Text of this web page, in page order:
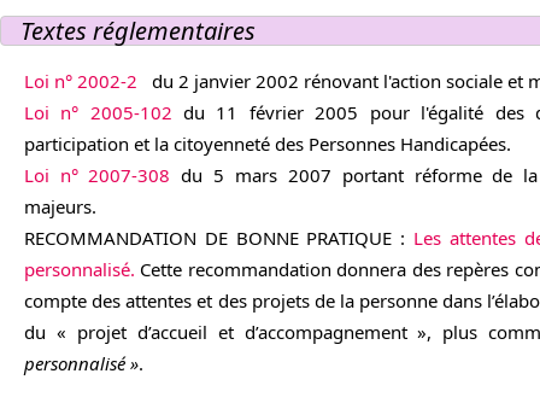
Textes réglementaires
Loi n° 2002-2
du 2 janvier 2002 rénovant l'action sociale et
Loi n° 2005-102 du 11 février 2005 pour l'égalité des
participation et la citoyenneté des Personnes Handicapées.
Loi n° 2007-308 du 5 mars 2007 portant réforme de
majeurs.
RECOMMANDATION DE BONNE PRATIQUE : Les attentes
personnalisé. Cette recommandation donnera des repères
compte des attentes et des projets de la personne dans
du « projet d’accueil et d’accompagnement », plus
personnalisé ».